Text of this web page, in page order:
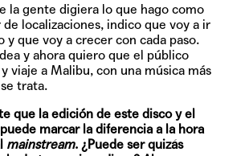
la gente digiera lo que hago como
localizaciones, indico que voy a ir
y que voy a crecer con cada paso.
y ahora quiero que el público
viaje a Malibu, con una música más
trata.
que la edición de este disco y el
marcar la diferencia a la hora
mainstream. ¿Puede ser quizás